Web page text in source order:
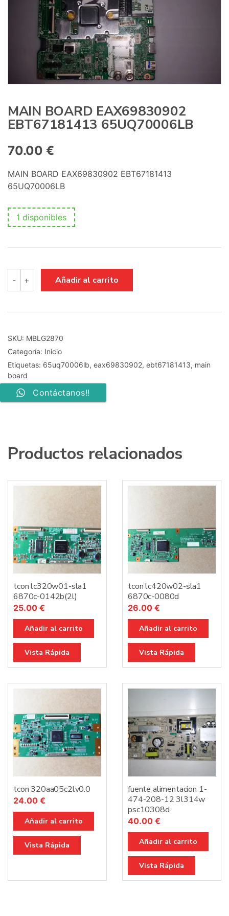
MAIN BOARD EAX69830902
EBT67181413 65UQ70006LB
70.00 €
MAIN BOARD EAX69830902 EBT67181413
65UQ70006LB
1 disponibles
-
BOARD
EAX69830902
65UQ70006LB
+ Añadir al carrito
SKU: MBLG2870
Categoría: Inicio
Etiquetas: 65uq70006lb, eax69830902, ebt67181413, main
board
Contáctanos!!
Productos relacionados
tcon lc320w01-sla1
6870c-0142b(2l)
25.00 €
Añadir al carrito
Vista Rápida
tcon lc420w02-sla1
6870c-0080d
26.00 €
Añadir al carrito
Vista Rápida
tcon 320aa05c2lv0.0
24.00 €
Añadir al carrito
Vista Rápida
fuente alimentacion 1-
474-208-12 3l314w
psc10308d
40.00 €
Añadir al carrito
Vista Rápida